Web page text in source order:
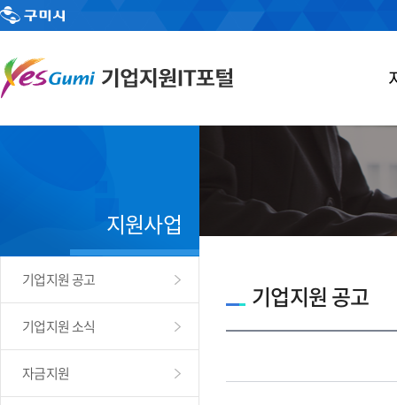
지원사업
기업지원 공고
기업지원 소식
자금지원
기업지원 공고